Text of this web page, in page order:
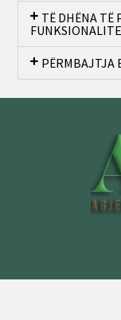
TË DHËNA TË
PËRMBAJTJA